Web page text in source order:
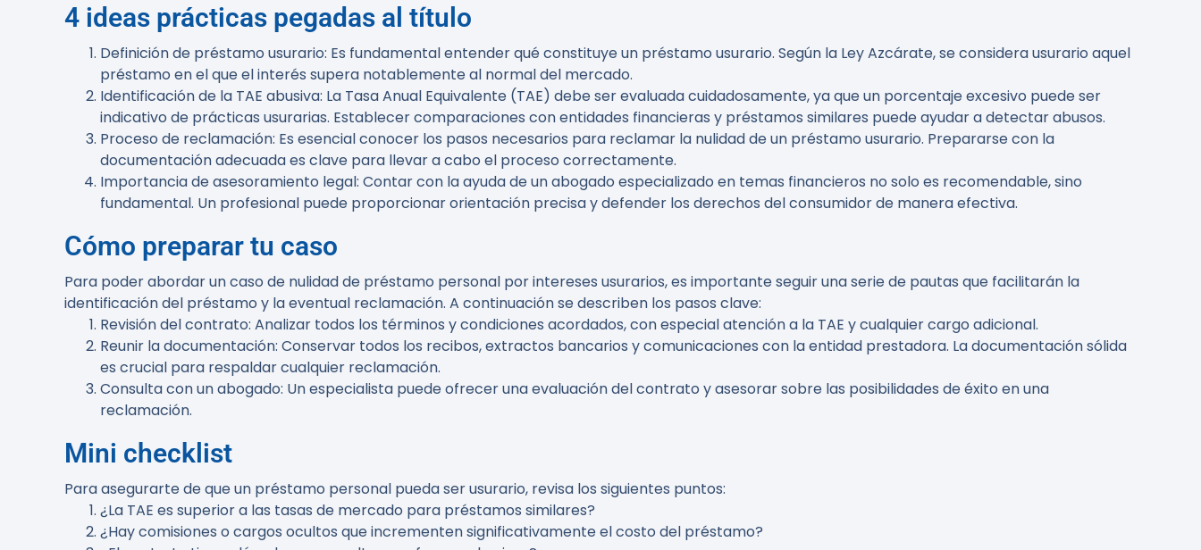
4 ideas prácticas pegadas al título
Definición de préstamo usurario: Es fundamental entender qué constituye un préstamo usurario. Según la Ley Azcárate, se considera usurario aquel
préstamo en el que el interés supera notablemente al normal del mercado.
Identificación de la TAE abusiva: La Tasa Anual Equivalente (TAE) debe ser evaluada cuidadosamente, ya que un porcentaje excesivo puede ser
indicativo de prácticas usurarias. Establecer comparaciones con entidades financieras y préstamos similares puede ayudar a detectar abusos.
Proceso de reclamación: Es esencial conocer los pasos necesarios para reclamar la nulidad de un préstamo usurario. Prepararse con la
documentación adecuada es clave para llevar a cabo el proceso correctamente.
Importancia de asesoramiento legal: Contar con la ayuda de un abogado especializado en temas financieros no solo es recomendable, sino
fundamental. Un profesional puede proporcionar orientación precisa y defender los derechos del consumidor de manera efectiva.
Cómo preparar tu caso
Para poder abordar un caso de nulidad de préstamo personal por intereses usurarios, es importante seguir una serie de pautas que facilitarán la
identificación del préstamo y la eventual reclamación. A continuación se describen los pasos clave:
Revisión del contrato: Analizar todos los términos y condiciones acordados, con especial atención a la TAE y cualquier cargo adicional.
Reunir la documentación: Conservar todos los recibos, extractos bancarios y comunicaciones con la entidad prestadora. La documentación sólida
es crucial para respaldar cualquier reclamación.
Consulta con un abogado: Un especialista puede ofrecer una evaluación del contrato y asesorar sobre las posibilidades de éxito en una
reclamación.
Mini checklist
Para asegurarte de que un préstamo personal pueda ser usurario, revisa los siguientes puntos:
¿La TAE es superior a las tasas de mercado para préstamos similares?
¿Hay comisiones o cargos ocultos que incrementen significativamente el costo del préstamo?